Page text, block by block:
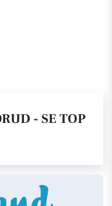
- SE TOP